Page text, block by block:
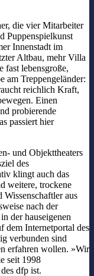
die vier Mitarbeiter
Puppenspielkunst
Innenstadt im
Altbau, mehr Villa
fast lebensgroße,
am Treppengeländer:
reichlich Kraft,
Einen
probierende
passiert hier
und Objekttheaters
des
klingt auch das
weitere, trockene
Wissenschaftler aus
nach der
der hauseigenen
dem Internetportal des
verbunden sind
erfahren wollen. »Wir
seit 1998
dfp ist.